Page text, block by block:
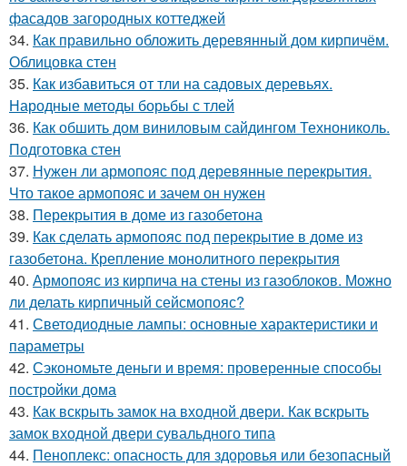
фасадов загородных коттеджей
34. Как правильно обложить деревянный дом кирпичём.
Облицовка стен
35. Как избавиться от тли на садовых деревьях.
Народные методы борьбы с тлей
36. Как обшить дом виниловым сайдингом Технониколь.
Подготовка стен
37. Нужен ли армопояс под деревянные перекрытия.
Что такое армопояс и зачем он нужен
38. Перекрытия в доме из газобетона
39. Как сделать армопояс под перекрытие в доме из
газобетона. Крепление монолитного перекрытия
40. Армопояс из кирпича на стены из газоблоков. Можно
ли делать кирпичный сейсмопояс?
41. Светодиодные лампы: основные характеристики и
параметры
42. Сэкономьте деньги и время: проверенные способы
постройки дома
43. Как вскрыть замок на входной двери. Как вскрыть
замок входной двери сувальдного типа
44. Пеноплекс: опасность для здоровья или безопасный